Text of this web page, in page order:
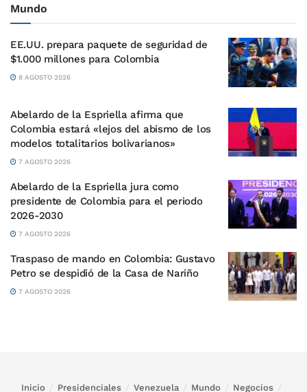
Mundo
EE.UU. prepara paquete de seguridad de
$1.000 millones para Colombia
8 AGOSTO 2026
Abelardo de la Espriella afirma que
Colombia estará «lejos del abismo de los
modelos totalitarios bolivarianos»
7 AGOSTO 2026
Abelardo de la Espriella jura como
presidente de Colombia para el periodo
2026-2030
7 AGOSTO 2026
Traspaso de mando en Colombia: Gustavo
Petro se despidió de la Casa de Nariño
7 AGOSTO 2026
Inicio Presidenciales Venezuela Mundo Negocios